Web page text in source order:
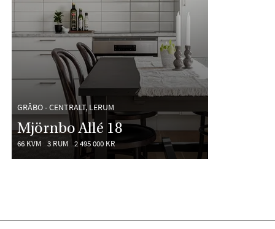
GRÅBO - CENTRALT, LERUM
Mjörnbo Allé 18
66 KVM 3 RUM 2 495 000 KR